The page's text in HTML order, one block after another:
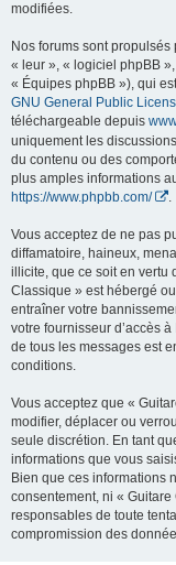
modifiées.
Nos forums sont
« leur », « logiciel phpBB
« Équipes phpBB »), qui
GNU General Public
téléchargeable depuis
uniquement les
du contenu ou des
plus amples informations
https://www.phpbb.com/
Vous acceptez de ne pas
diffamatoire, haineux,
illicite, que ce soit en vertu
Classique » est hébergé
entraîner votre
votre fournisseur d’accès
de tous les messages est
conditions.
Vous acceptez que «
modifier, déplacer ou
seule discrétion. En tant
informations que vous
Bien que ces informations
consentement, ni «
responsables de toute
compromission des